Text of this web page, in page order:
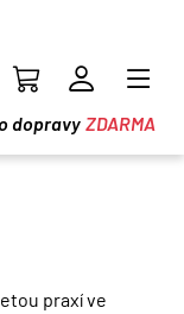
dopravy ZDARMA
praxí ve